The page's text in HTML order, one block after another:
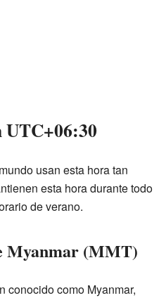
UTC+06:30
usan esta hora tan
esta hora durante todo
de verano.
Myanmar (MMT)
conocido como Myanmar,